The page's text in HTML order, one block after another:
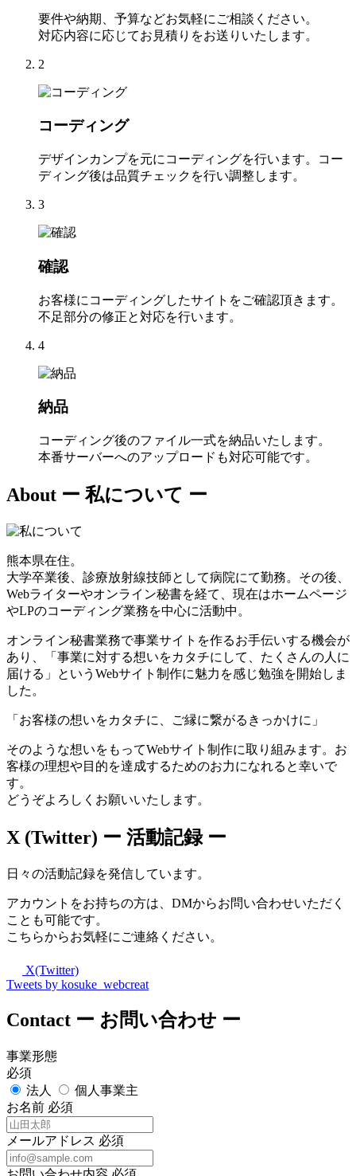
要件や納期、予算などお気軽にご相談ください。
対応内容に応じてお見積りをお送りいたします。
2
コーディング
デザインカンプを元にコーディングを行います。コー
ディング後は品質チェックを行い調整します。
3
確認
お客様にコーディングしたサイトをご確認頂きます。
不足部分の修正と対応を行います。
4
納品
コーディング後のファイル一式を納品いたします。
本番サーバーへのアップロードも対応可能です。
About ー 私について ー
熊本県在住。
大学卒業後、診療放射線技師として病院にて勤務。その後、
Webライターやオンライン秘書を経て、現在はホームページ
やLPのコーディング業務を中心に活動中。
オンライン秘書業務で事業サイトを作るお手伝いする機会が
あり、「事業に対する想いをカタチにして、たくさんの人に
届ける」というWebサイト制作に魅力を感じ勉強を開始しま
した。
「お客様の想いをカタチに、ご縁に繋がるきっかけに」
そのような想いをもってWebサイト制作に取り組みます。お
客様の理想や目的を達成するためのお力になれると幸いで
す。
どうぞよろしくお願いいたします。
X (Twitter) ー 活動記録 ー
日々の活動記録を発信しています。
アカウントをお持ちの方は、DMからお問い合わせいただく
ことも可能です。
こちらからお気軽にご連絡ください。
X(Twitter)
Tweets by kosuke_webcreat
Contact ー お問い合わせ ー
事業形態
必須
法人
個人事業主
お名前 必須
メールアドレス 必須